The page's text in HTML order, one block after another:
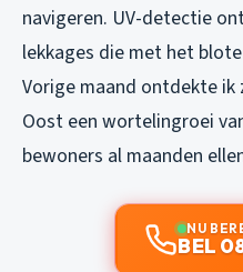
navigeren. UV-detectie
lekkages die met het
Vorige maand ontdekte
Oost een wortelingroei
bewoners al maanden
NU
BEL